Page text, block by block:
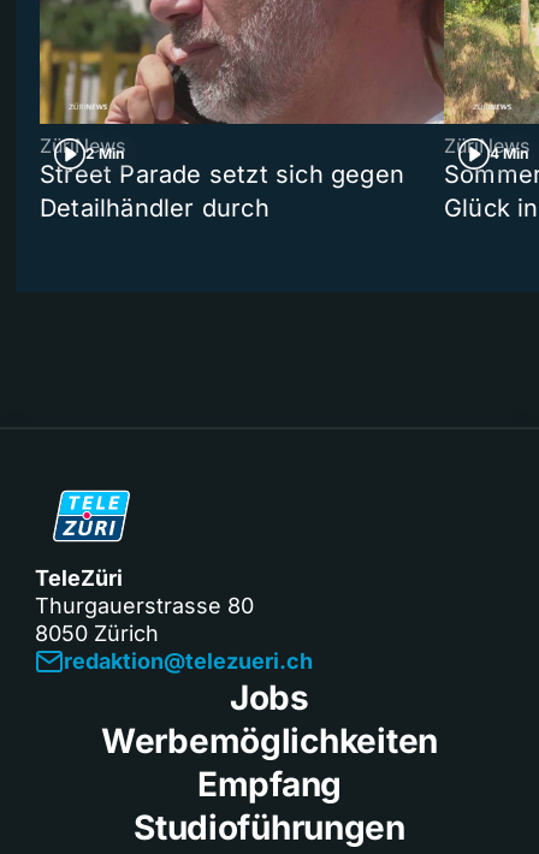
2 Min
ZüriNews
Street Parade setzt sich gegen
Detailhändler durch
4 Min
ZüriNews
Glück
TeleZüri
Thurgauerstrasse 80
8050 Zürich
redaktion@telezueri.ch
Jobs
Werbemöglichkeiten
Empfang
Studioführungen